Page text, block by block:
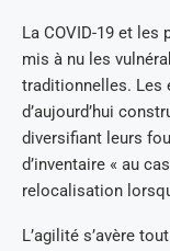
La COVID-19 et
mis à nu les
traditionnelles. Les
d’aujourd’hui
diversifiant leurs
d’inventaire « au
relocalisation
L’agilité s’avère